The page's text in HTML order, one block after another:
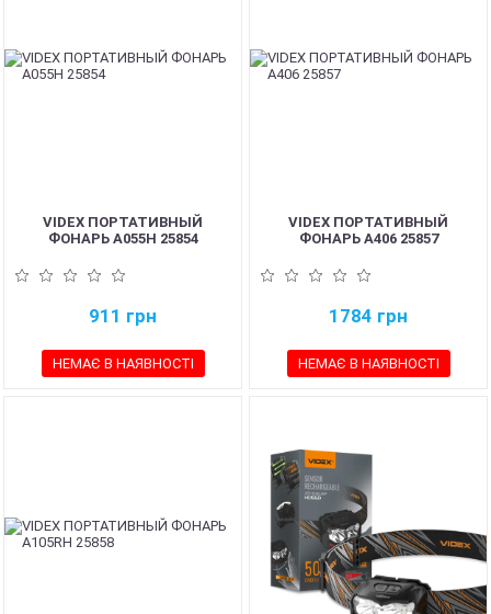
VIDEX ПОРТАТИВНЫЙ
ФОНАРЬ A055H 25854
911 грн
НЕМАЄ В НАЯВНОСТІ
VIDEX ПОРТАТИВНЫЙ
ФОНАРЬ A406 25857
1784 грн
НЕМАЄ В НАЯВНОСТІ